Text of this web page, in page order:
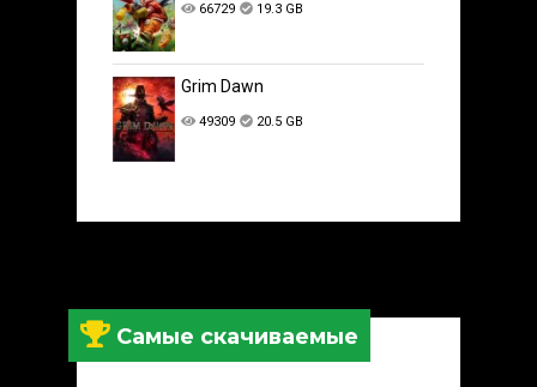
66729 19.3 GB
Grim Dawn
49309 20.5 GB
Самые скачиваемые